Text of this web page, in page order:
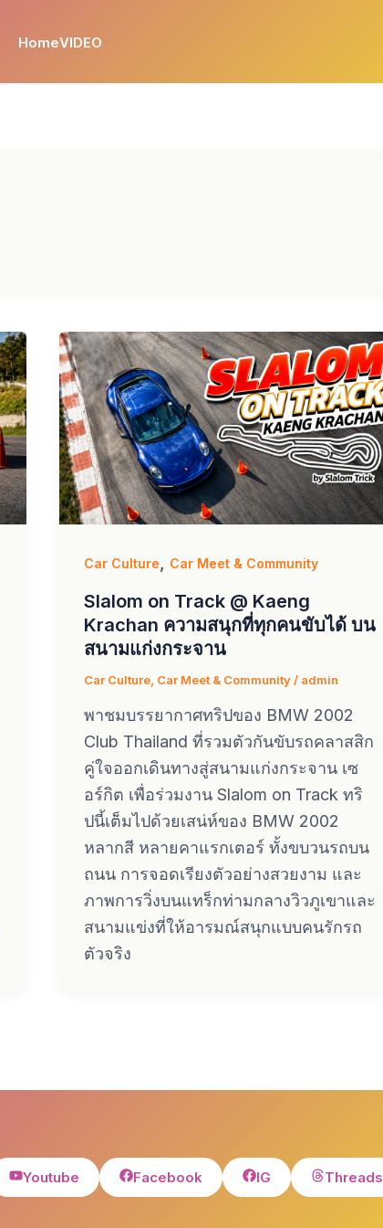
HomeVIDEO
Car Culture Car Meet & Community
Slalom on Track @ Kaeng
Krachan ความสนุกที่ทุกคนขับได้ บน
สนามแก่งกระจาน
Car Culture, Car Meet & Community/ admin
พาชมบรรยากาศทริปของ BMW 2002
Club Thailand ที่รวมตัวกันขับรถคลาสสิก
คู่ใจออกเดินทางสู่สนามแก่งกระจาน เซ
อร์กิต เพื่อร่วมงาน Slalom on Track ทริ
ปนี้เต็มไปด้วยเสน่ห์ของ BMW 2002
หลากสี หลายคาแรกเตอร์ ทั้งขบวนรถบน
ถนน การจอดเรียงตัวอย่างสวยงาม และ
ภาพการวิ่งบนแทร็กท่ามกลางวิวภูเขาและ
สนามแข่งที่ให้อารมณ์สนุกแบบคนรักรถ
ตัวจริง
Youtube Facebook IG Threads